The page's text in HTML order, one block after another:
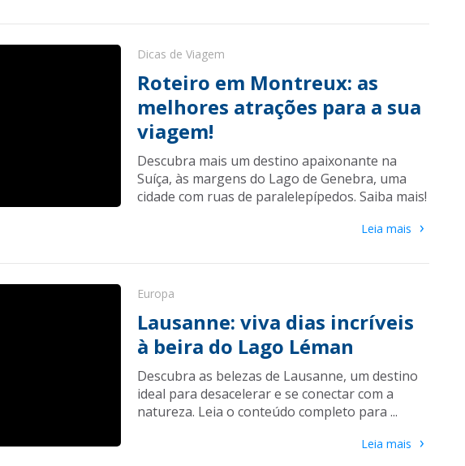
Dicas de Viagem
Roteiro em Montreux: as
melhores atrações para a sua
viagem!
Descubra mais um destino apaixonante na
Suíça, às margens do Lago de Genebra, uma
cidade com ruas de paralelepípedos. Saiba mais!
Leia mais ›
Europa
Lausanne: viva dias incríveis
à beira do Lago Léman
Descubra as belezas de Lausanne, um destino
ideal para desacelerar e se conectar com a
natureza. Leia o conteúdo completo para ...
Leia mais ›